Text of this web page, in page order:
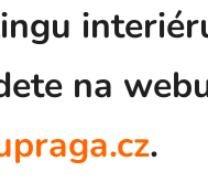
na
.